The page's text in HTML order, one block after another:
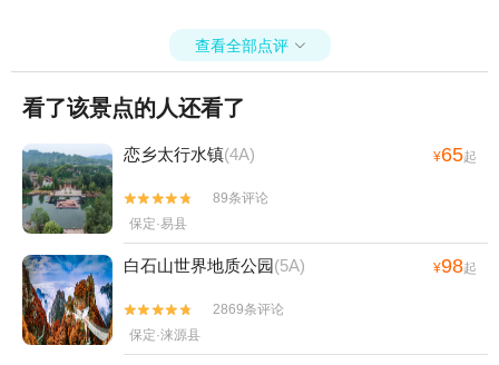
查看全部点评 
看了该景点的人还看了
恋乡太行水镇(4A) ¥65起


89条评论
保定·易县
白石山世界地质公园(5A) ¥98起


2869条评论
保定·涞源县